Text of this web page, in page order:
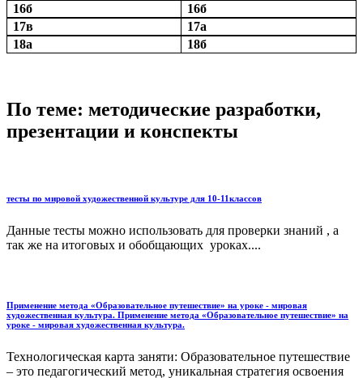
16б
16б
17в
17а
18а
18б
По теме: методические разработки,
презентации и конспекты
тесты по мировой художественной культуре для 10-11классов
Данные тесты можно использовать для проверки знаний , а
так же на итоговых и обобщающих уроках....
Применение метода «Образовательное путешествие» на уроке - мировая
художественная культура. Применение метода «Образовательное путешествие» на
уроке - мировая художественная культура.
Технологическая карта заняти: Образовательное путешествие
– это педагогический метод, уникальная стратегия освоения